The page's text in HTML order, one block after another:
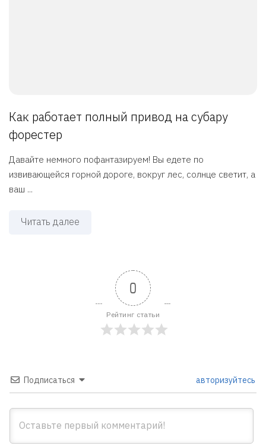
Как работает полный привод на субару
форестер
Давайте немного пофантазируем! Вы едете по
извивающейся горной дороге, вокруг лес, солнце светит, а
ваш ...
Читать далее
0
Рейтинг статьи
Подписаться авторизуйтесь